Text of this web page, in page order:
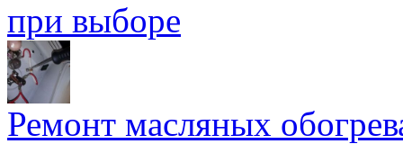
при выборе
Ремонт масляных